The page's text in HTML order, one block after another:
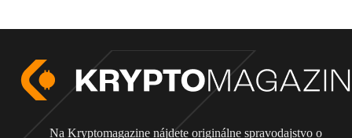
Na Kryptomagazine nájdete originálne spravodajstvo o